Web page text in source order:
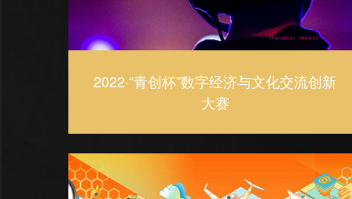
2022·“青创杯”数字经济与文化交流创新
大赛